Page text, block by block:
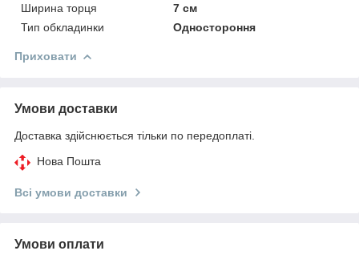
Ширина торця
7 см
Тип обкладинки
Одностороння
Приховати
Умови доставки
Доставка здійснюється тільки по передоплаті.
Нова Пошта
Всі умови доставки
Умови оплати